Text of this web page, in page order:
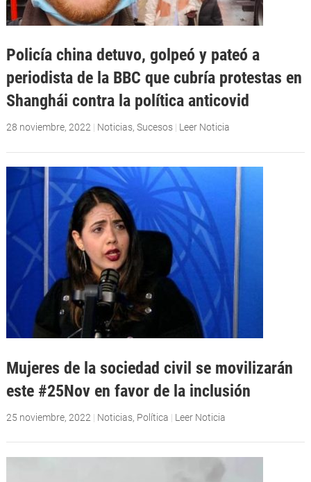
Policía china detuvo, golpeó y pateó a
periodista de la BBC que cubría protestas en
Shanghái contra la política anticovid
28 noviembre, 2022| Noticias, Sucesos | Leer Noticia
Mujeres de la sociedad civil se movilizarán
este #25Nov en favor de la inclusión
25 noviembre, 2022 | Noticias, Política | Leer Noticia